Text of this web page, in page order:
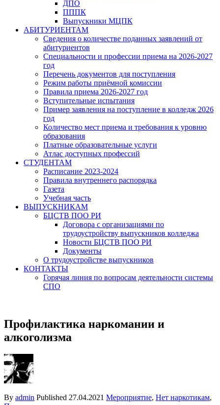
ДПО
ПППК
Выпускники МЦПК
АБИТУРИЕНТАМ
Сведения о количестве поданных заявлений от
абитуриентов
Специальности и профессии приема на 2026-2027
год
Перечень документов для поступления
Режим работы приёмной комиссии
Правила приема 2026-2027 год
Вступительные испытания
Пример заявления на поступление в колледж 2026
год
Количество мест приема и требования к уровню
образования
Платные образовательные услуги
Атлас доступных профессий
СТУДЕНТАМ
Расписание 2023-2024
Правила внутреннего распорядка
Газета
Учебная часть
ВЫПУСКНИКАМ
БЦСТВ ПОО РИ
Договора с организациями по
трудоустройству выпускников колледжа
Новости БЦСТВ ПОО РИ
Документы
О трудоустройстве выпускников
КОНТАКТЫ
Горячая линия по вопросам деятельности системы
СПО
Профилактика наркомании и
алкоголизма
By admin Published 27.04.2021 Мероприятие, Нет наркотикам,